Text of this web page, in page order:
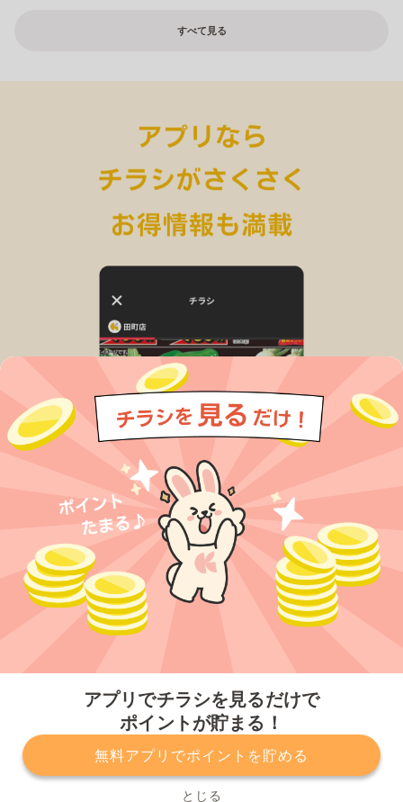
アプリでチラシを見るだけで
ポイントが貯まる！
無料アプリでポイントを貯める
とじる
すべて見る
プライバシーポリシー 利用規約
運営会社
サービスに関してのお問い合わせ